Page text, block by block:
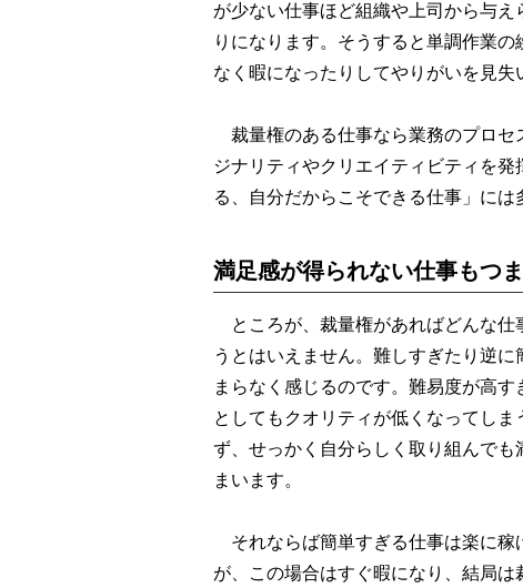
が少ない仕事ほど組織や上司から与
りになります。そうすると単調作業
なく暇になったりしてやりがいを見失
裁量権のある仕事なら業務のプロセ
ジナリティやクリエイティビティを
る、自分だからこそできる仕事」には
満足感が得られない仕事もつ
ところが、裁量権があればどんな仕
うとはいえません。難しすぎたり逆
まらなく感じるのです。難易度が高
としてもクオリティが低くなってし
ず、せっかく自分らしく取り組んで
まいます。
それならば簡単すぎる仕事は楽に稼
が、この場合はすぐ暇になり、結局